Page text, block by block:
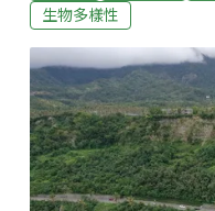
變遷、追求糧食安全的
類，習稱為「布農豆」
年和一群布農族人啟動
餘，看到「迪娜」（
輩）的菜園，認為其保
分值得探索。2018年
金會合作，陪伴卓溪鄉
生物多樣性